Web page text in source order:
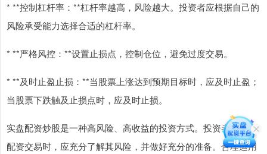
* **控制杠杆率：**杠杆率越高，风险越大。投资者应根据自己的
风险承受能力选择合适的杠杆率。
* **严格风控：**设置止损点，控制仓位，避免过度交易。
* **及时止盈止损：**当股票上涨达到预期目标时，应及时止盈；
当股票下跌触及止损点时，应及时止损。
实盘配资炒股是一种高风险、高收益的投资方式。投资者在进行
配资交易时，应充分了解其风险，并做好充分的准备。合理运用